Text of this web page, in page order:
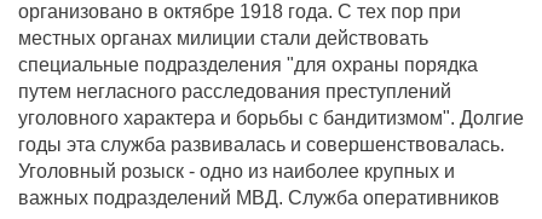
организовано в октябре 1918 года. С тех пор при
местных органах милиции стали действовать
специальные подразделения "для охраны порядка
путем негласного расследования преступлений
уголовного характера и борьбы с бандитизмом". Долгие
годы эта служба развивалась и совершенствовалась.
Уголовный розыск - одно из наиболее крупных и
важных подразделений МВД. Служба оперативников